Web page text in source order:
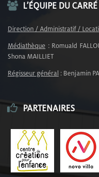
L’ÉQUIPE DU
Direction / Administratif /
Médiathèque : Romuald
Shona MAILLIET
Régisseur général : Benjamin
PARTENAIRES